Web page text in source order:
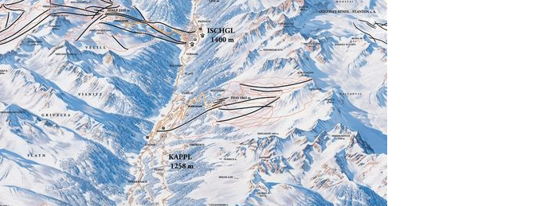
Consulenza